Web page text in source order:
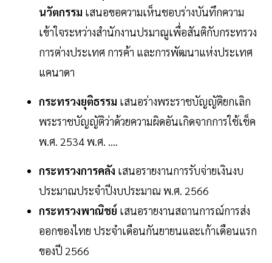
นวัตกรรม เสนอขอความเห็นชอบร่างบันทึกความ
เข้าใจระหว่างสำนักงานปรมาณูเพื่อสันติกับกระทรวง
การต่างประเทศ การค้า และการพัฒนาแห่งประเทศ
แคนาดา
กระทรวงยุติธรรม เสนอร่างพระราชบัญญัติยกเลิก
พระราชบัญญัติว่าด้วยความผิดอันเกิดจากการใช้เช็ค
พ.ศ. 2534 พ.ศ. ....
กระทรวงการคลัง เสนอรายงานการรับจ่ายเงินงบ
ประมาณประจำปีงบประมาณ พ.ศ. 2566
กระทรวงพาณิชย์ เสนอรายงานสถานการณ์การส่ง
ออกของไทย ประจำเดือนกันยายนและเก้าเดือนแรก
ของปี 2566